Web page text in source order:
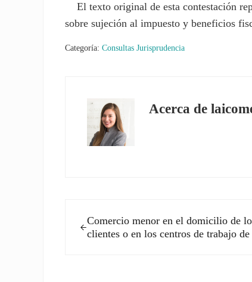
El texto original de esta contestación
sobre sujeción al impuesto y beneficios
Categoría:Consultas Jurisprudencia
Acerca de
Comercio menor en el domicilio de
clientes o en los centros de trabajo de